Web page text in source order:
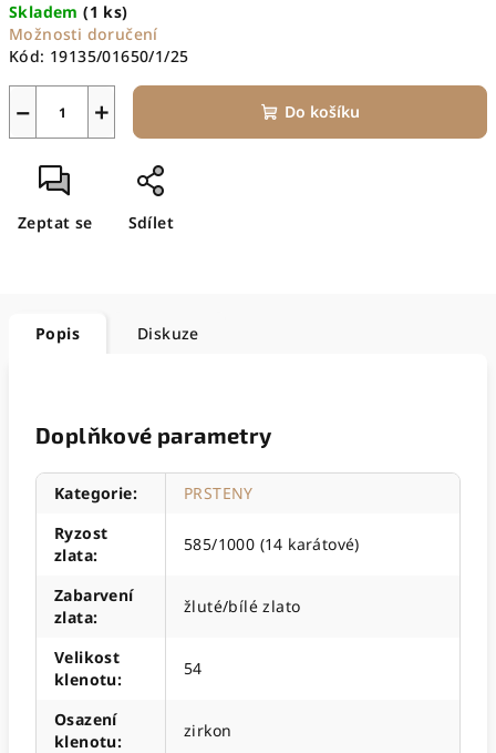
cena:
Skladem(1 ks)
Možnosti doručení
Kód: 19135/01650/1/25
+
− Do košíku
Zeptat se Sdílet
Popis Diskuze
Doplňkové parametry
Kategorie:
PRSTENY
Ryzost
zlata:
585/1000 (14 karátové)
Zabarvení
zlata:
žluté/bílé zlato
Velikost
klenotu:
54
Osazení
klenotu:
zirkon